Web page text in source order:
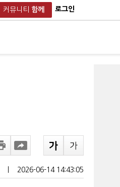
커뮤니티 함께 로그인
2026-06-14 14:43:05